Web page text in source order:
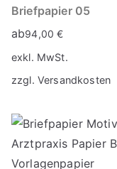
Briefpapier 05
ab94,00€
exkl. MwSt.
zzgl. Versandkosten